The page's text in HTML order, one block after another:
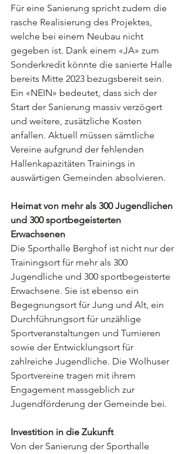
Für eine Sanierung spricht zudem die
rasche Realisierung des Projektes,
welche bei einem Neubau nicht
gegeben ist. Dank einem «JA» zum
Sonderkredit könnte die sanierte Halle
bereits Mitte 2023 bezugsbereit sein.
Ein «NEIN» bedeutet, dass sich der
Start der Sanierung massiv verzögert
und weitere, zusätzliche Kosten
anfallen. Aktuell müssen sämtliche
Vereine aufgrund der fehlenden
Hallenkapazitäten Trainings in
auswärtigen Gemeinden absolvieren.
Heimat von mehr als 300 Jugendlichen
und 300 sportbegeisterten
Erwachsenen
Die Sporthalle Berghof ist nicht nur der
Trainingsort für mehr als 300
Jugendliche und 300 sportbegeisterte
Erwachsene. Sie ist ebenso ein
Begegnungsort für Jung und Alt, ein
Durchführungsort für unzählige
Sportveranstaltungen und Turnieren
sowie der Entwicklungsort für
zahlreiche Jugendliche. Die Wolhuser
Sportvereine tragen mit ihrem
Engagement massgeblich zur
Jugendförderung der Gemeinde bei.
Investition in die Zukunft
Von der Sanierung der Sporthalle